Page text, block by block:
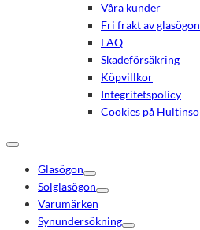
Våra kunder
Fri frakt av glasögon
FAQ
Skadeförsäkring
Köpvillkor
Integritetspolicy
Cookies på
Glasögon
Solglasögon
Varumärken
Synundersökning